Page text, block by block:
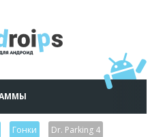
Гонки Dr. Parking 4